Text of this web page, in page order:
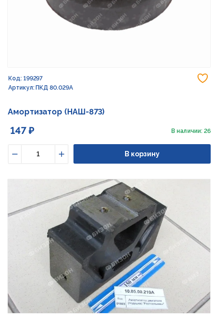
Код: 199297
Артикул: ПКД 80.029А
Амортизатор (НАШ-873)
147 ₽ В наличии: 26
Увеличить
В корзину